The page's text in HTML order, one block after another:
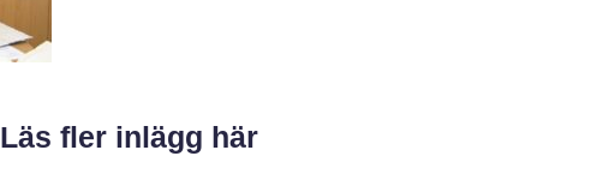
Läs fler inlägg här